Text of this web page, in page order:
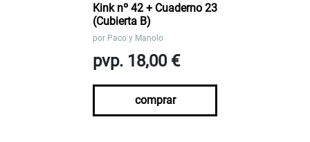
Kink nº 42 + Cuaderno 23
(Cubierta B)
por Paco y Manolo
pvp. 18,00 €
comprar